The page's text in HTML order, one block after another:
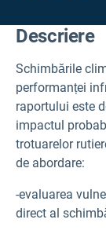
Descriere
Schimbările
performanței
raportului este
impactul
trotuarelor
de abordare:
-evaluarea
direct al